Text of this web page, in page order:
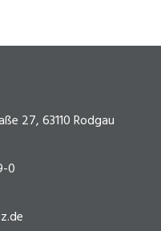
27, 63110 Rodgau
0